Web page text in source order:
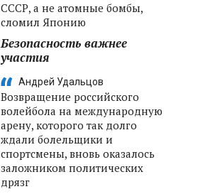
СССР, а не атомные бомбы,
сломил Японию
Безопасность важнее
участия
Андрей Удальцов
Возвращение российского
волейбола на международную
арену, которого так долго
ждали болельщики и
спортсмены, вновь оказалось
заложником политических
дрязг